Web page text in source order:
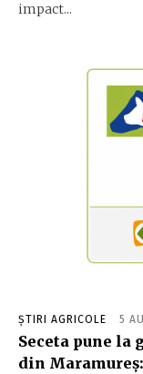
impact...
ȘTIRI AGRICOLE 5
Seceta pune
din